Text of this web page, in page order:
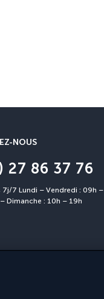
NOUS
27 86 37 76
7j/7 Lundi – Vendredi : 09h –
Dimanche : 10h – 19h